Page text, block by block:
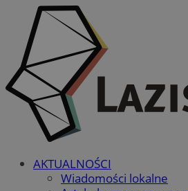
AKTUALNOŚCI
Wiadomości lokalne